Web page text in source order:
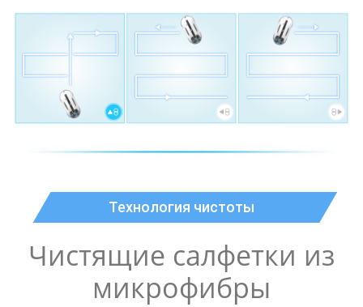
Технология чистоты
Чистящие салфетки из
микрофибры